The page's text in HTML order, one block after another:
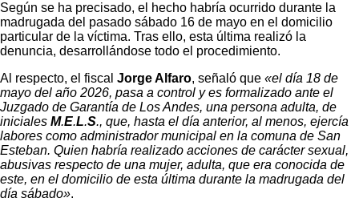
Según se ha precisado, el hecho habría ocurrido durante la
madrugada del pasado sábado 16 de mayo en el domicilio
particular de la víctima. Tras ello, esta última realizó la
denuncia, desarrollándose todo el procedimiento.
Al respecto, el fiscal Jorge Alfaro, señaló que «el día 18 de
mayo del año 2026, pasa a control y es formalizado ante el
Juzgado de Garantía de Los Andes, una persona adulta, de
iniciales M.E.L.S., que, hasta el día anterior, al menos, ejercía
labores como administrador municipal en la comuna de San
Esteban. Quien habría realizado acciones de carácter sexual,
abusivas respecto de una mujer, adulta, que era conocida de
este, en el domicilio de esta última durante la madrugada del
día sábado».